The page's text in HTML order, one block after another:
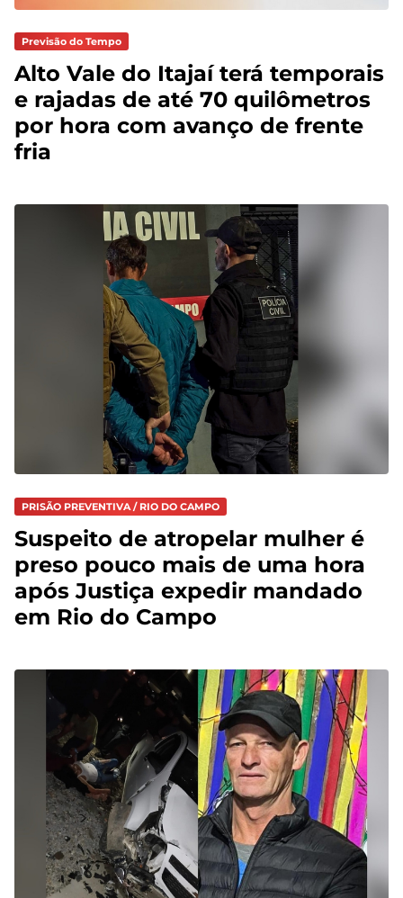
Previsão do Tempo
Alto Vale do Itajaí terá temporais
e rajadas de até 70 quilômetros
por hora com avanço de frente
fria
PRISÃO PREVENTIVA / RIO DO CAMPO
Suspeito de atropelar mulher é
preso pouco mais de uma hora
após Justiça expedir mandado
em Rio do Campo